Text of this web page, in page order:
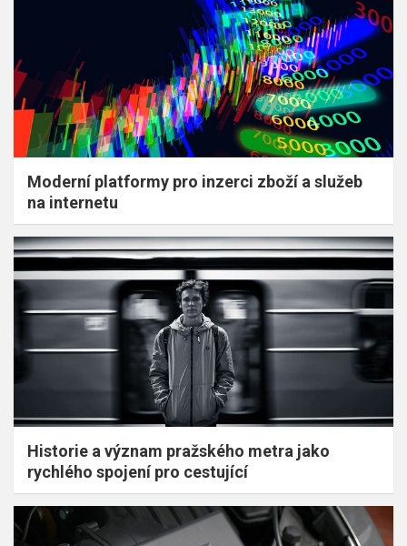
Moderní platformy pro inzerci zboží a služeb
na internetu
Historie a význam pražského metra jako
rychlého spojení pro cestující